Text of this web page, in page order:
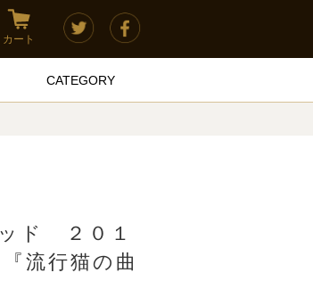
カート
CATEGORY
ド ２０１
流行猫の曲